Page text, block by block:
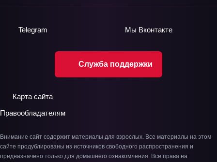
Служба поддержки
Telegram Мы Вконтакте
Карта сайта
Правообладателям
Внимание сайт содержит материалы для взрослых. Все материалы на этом
сайте продублированы из источников свободного распространения и
предназначено только для домашнего ознакомления. Все права на